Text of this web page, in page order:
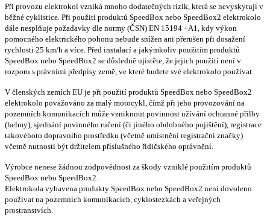
Při provozu elektrokol vzniká mnoho dodatečných rizik, která se nevyskytují v
běžné cyklistice. Při použití produktů SpeedBox nebo SpeedBox2 elektrokolo
dále nesplňuje požadavky dle normy (ČSN) EN 15194 +A1, kdy výkon
pomocného elektrického pohonu nebude snížen ani přerušen při dosažení
rychlosti 25 km/h a více. Před instalací a jakýmkoliv použitím produktů
SpeedBox nebo SpeedBox2 se důsledně ujistěte, že jejich použití není v
rozporu s právními předpisy země, ve které budete své elektrokolo používat.
V členských zemích EU je při použití produktů SpeedBox nebo SpeedBox2
elektrokolo považováno za malý motocykl, čímž při jeho provozování na
pozemních komunikacích může vzniknout povinnost užívání ochranné přilby
(helmy), sjednání povinného ručení (či jiného obdobného pojištění), registrace
takovéhoto dopravního prostředku (včetně umístnění registrační značky)
včetně nutnosti být držitelem příslušného řidičského oprávnění.
Výrobce nenese žádnou zodpovědnost za škody vzniklé použitím produktů
SpeedBox nebo SpeedBox2.
Elektrokola vybavena produkty SpeedBox nebo SpeedBox2 není dovoleno
používat na pozemních komunikacích, cyklostezkách a veřejných
prostranstvích.